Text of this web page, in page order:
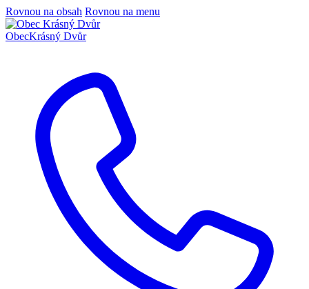
Rovnou na obsah Rovnou na menu
ObecKrásný Dvůr